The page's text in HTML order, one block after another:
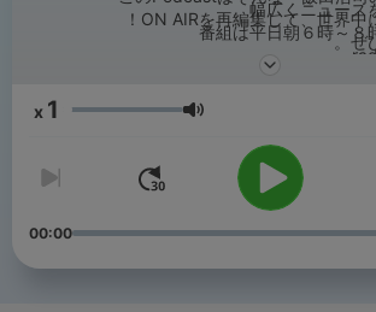
幅広くニュース
番組は平日朝６時～８
ON AIRを再編集して、世界中
ぜ
مستوى الصوت 1
00:00